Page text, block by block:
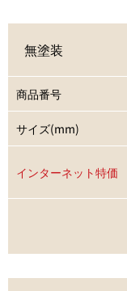
無塗装
商品番号
サイズ(mm)
インターネット特価